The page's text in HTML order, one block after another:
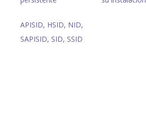
APISID, HSID, NID,
SAPISID, SID, SSID